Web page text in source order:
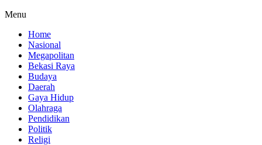
Menu
Home
Nasional
Megapolitan
Bekasi Raya
Budaya
Daerah
Gaya Hidup
Olahraga
Pendidikan
Politik
Religi